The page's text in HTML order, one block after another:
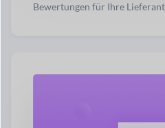
Bewertungen für Ihre